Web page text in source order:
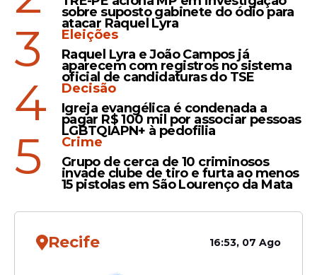
Homicídio
Recife: homem é
assassinado a facadas pelo
próprio irmão após
discussão
Veja Também
sobre suposto gabinete do ódio para
atacar Raquel Lyra
3
Eleições
Raquel Lyra e João Campos já
aparecem com registros no sistema
oficial de candidaturas do TSE
4
Decisão
Igreja evangélica é condenada a
pagar R$ 100 mil por associar pessoas
LGBTQIAPN+ à pedofilia
5
Crime
Grupo de cerca de 10 criminosos
invade clube de tiro e furta ao menos
15 pistolas em São Lourenço da Mata
Recife 16:53, 07 Ago